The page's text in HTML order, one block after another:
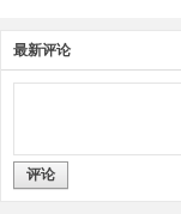
最新评论
评论